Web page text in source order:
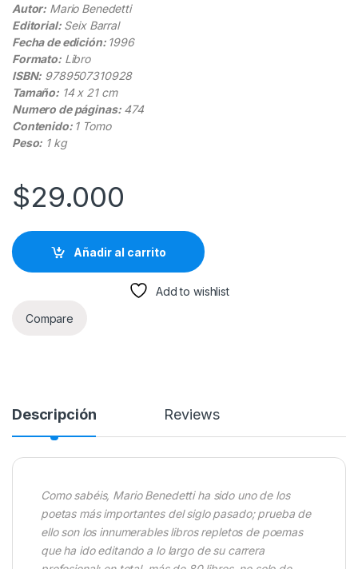
Autor: Mario Benedetti
Editorial:Seix Barral
Fecha de edición: 1996
Formato:Libro
ISBN: 9789507310928
Tamaño: 14 x 21 cm
Numero de páginas:474
Contenido: 1 Tomo
Peso: 1 kg
$29.000
Añadir al carrito
Add to wishlist
Compare
Descripción Reviews
Como sabéis, Mario Benedetti ha sido uno de los
poetas más importantes del siglo pasado; prueba de
ello son los innumerables libros repletos de poemas
que ha ido editando a lo largo de su carrera